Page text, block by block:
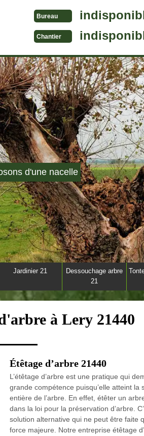
Bureau
Chantier
d'une nacelle
Jardinier 21
Dessouchage arbre
21
à Lery 21440
Étêtage d’arbre 21440
L’étêtage d’arbre est une pratique qui
grande compétence puisqu’elle atteint la
entière de l’arbre. En effet, étêter un
dans la loi pour la préservation d’arbre.
solution alternative qui ne peut être faite
force majeure. Notre entreprise étêtage